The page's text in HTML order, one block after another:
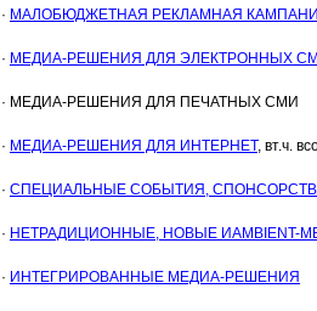
· МАЛОБЮДЖЕТНАЯ РЕКЛАМНАЯ
· МЕДИА-РЕШЕНИЯ ДЛЯ ЭЛЕКТРОННЫХ
· МЕДИА-РЕШЕНИЯ ДЛЯ ПЕЧАТНЫХ СМИ
· МЕДИА-РЕШЕНИЯ ДЛЯ ИНТЕРНЕТ, вт.ч.
· СПЕЦИАЛЬНЫЕ СОБЫТИЯ,
· НЕТРАДИЦИОННЫЕ, НОВЫЕ ИAMBIENT-
· ИНТЕГРИРОВАННЫЕ МЕДИА-РЕШЕНИЯ